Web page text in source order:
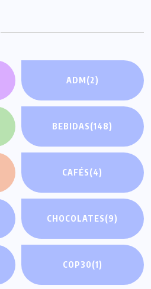
ADM (2)
BEBIDAS(148)
CAFÉS(4)
CHOCOLATES(9)
COP30(1)